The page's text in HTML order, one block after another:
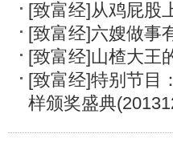
[致富经]从鸡屁股
[致富经]六嫂做事
[致富经]山楂大王
[致富经]特别节目
样颁奖盛典